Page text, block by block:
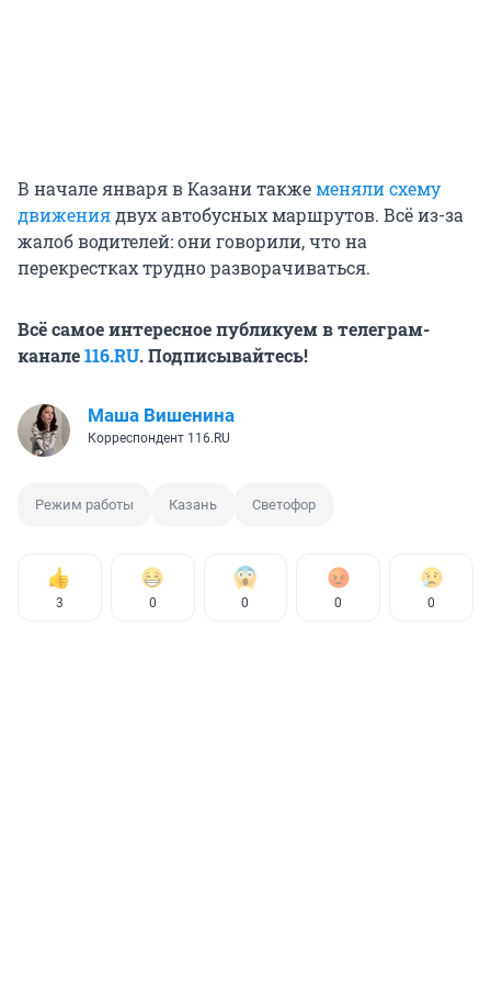
В начале января в Казани такжеменяли схему
движениядвух автобусных маршрутов. Всё из-за
жалоб водителей: они говорили, что на
перекрестках трудно разворачиваться.
Всё самое интересное публикуем в телеграм-
канале116.RU. Подписывайтесь!
Маша Вишенина
Корреспондент 116.RU
Режим работы Казань Светофор
3 0 0 0 0